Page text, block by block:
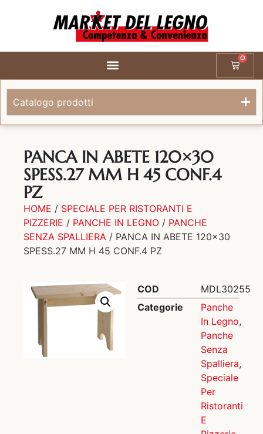
0
Catalogo prodotti
PANCA IN ABETE 120×30
SPESS.27 MM H 45 CONF.4
PZ
HOME / SPECIALE PER RISTORANTI E
PIZZERIE / PANCHE IN LEGNO / PANCHE
SENZA SPALLIERA / PANCA IN ABETE 120×30
SPESS.27 MM H 45 CONF.4 PZ
COD
MDL30255
Categorie
Panche
In Legno,
Panche
Senza
Spalliera,
Speciale
Per
Ristoranti
E